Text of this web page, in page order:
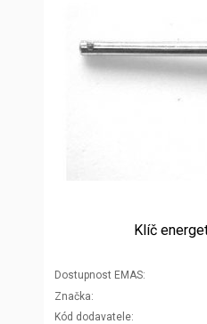
Klíč
Dostupnost EMAS
Značka
Kód dodavatele